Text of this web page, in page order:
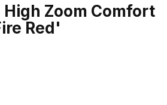
High Zoom Comfort
Red'